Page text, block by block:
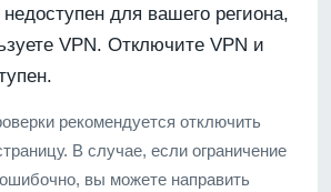
для вашего региона,
VPN. Отключите VPN и
рекомендуется отключить
В случае, если ограничение
вы можете направить